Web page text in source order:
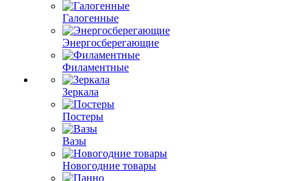
Галогенные
Энергосберегающие
Филаментные
Зеркала
Постеры
Вазы
Новогодние товары